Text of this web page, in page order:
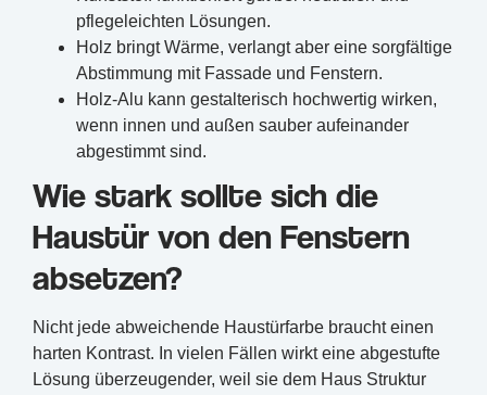
pflegeleichten Lösungen.
Holz bringt Wärme, verlangt aber eine sorgfältige
Abstimmung mit Fassade und Fenstern.
Holz-Alu kann gestalterisch hochwertig wirken,
wenn innen und außen sauber aufeinander
abgestimmt sind.
Wie stark sollte sich die
Haustür von den Fenstern
absetzen?
Nicht jede abweichende Haustürfarbe braucht einen
harten Kontrast. In vielen Fällen wirkt eine abgestufte
Lösung überzeugender, weil sie dem Haus Struktur